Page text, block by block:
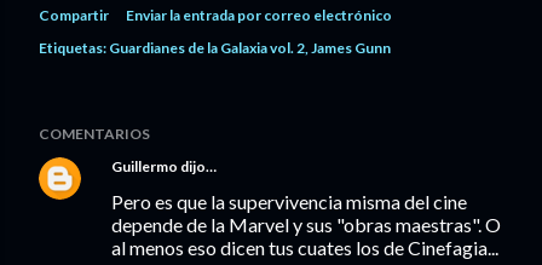
Compartir
Enviar la entrada por correo electrónico
Etiquetas: Guardianes de la Galaxia vol. 2 James Gunn
COMENTARIOS
Guillermo dijo…
Pero es que la supervivencia misma del cine
depende de la Marvel y sus "obras maestras". O
al menos eso dicen tus cuates los de Cinefagia...